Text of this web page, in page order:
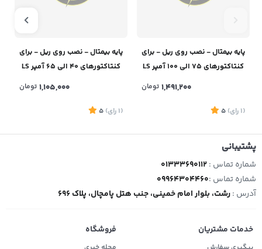
پایه بیمتال - نصب روی ریل - برای
کنتاکتورهای 75 الی 100 آمپر LS
1,491,200 تومان
(1 رای)
5
پایه بیمتال - نصب روی ریل - برای
کنتاکتورهای 40 الی 65 آمپر LS
1,105,000 تومان
(1 رای)
5
پشتیبانی
شماره تماس :01333690112
شماره تماس :09964304460
آدرس :رشت، بلوار امام خمینی، جنب هتل پامچال، پلاک 696
خدمات مشتریان فروشگاه